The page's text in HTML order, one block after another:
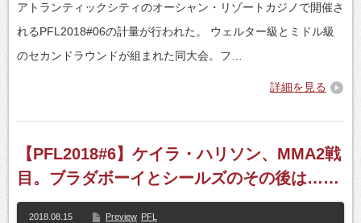
アトランティックシティのオーシャン・リゾートカジノで開催さ
れるPFL2018#06の計量が行われた。 ウェルター級とミドル級
のセカンドラウンドが組まれた同大会。フ…
詳細を見る
【PFL2018#6】ケイラ・ハリソン、MMA2戦
目。ブラダボーイとシールズのその後は……
2018.08.15 Preview PFL